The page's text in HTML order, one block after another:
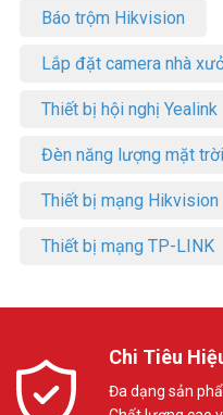
Báo trộm Hikvision
Lắp đặt camera nhà
Thiết bị hội nghị Yealink
Đèn năng lượng mặt trời
Thiết bị mạng Hikvision
Thiết bị mạng TP-LINK
Chi Tiêu
Đa dạng sản